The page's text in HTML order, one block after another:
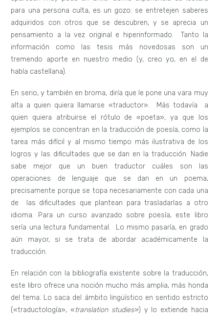
para una persona culta, es un gozo: se entretejen saberes
adquiridos con otros que se descubren, y se aprecia un
pensamiento a la vez original e hiperinformado. Tanto la
información como las tesis más novedosas son un
tremendo aporte en nuestro medio (y, creo yo, en el de
habla castellana).
En serio, y también en broma, diría que le pone una vara muy
alta a quien quiera llamarse «traductor». Más todavía a
quien quiera atribuirse el rótulo de «poeta», ya que los
ejemplos se concentran en la traducción de poesía, como la
tarea más difícil y al mismo tiempo más ilustrativa de los
logros y las dificultades que se dan en la traducción. Nadie
sabe mejor que un buen traductor cuáles son las
operaciones de lenguaje que se dan en un poema,
precisamente porque se topa necesariamente con cada una
de las dificultades que plantean para trasladarlas a otro
idioma. Para un curso avanzado sobre poesía, este libro
sería una lectura fundamental. Lo mismo pasaría, en grado
aún mayor, si se trata de abordar académicamente la
traducción.
En relación con la bibliografía existente sobre la traducción,
este libro ofrece una noción mucho más amplia, más honda
del tema. Lo saca del ámbito lingüístico en sentido estricto
(«traductología», «translation studies») y lo extiende hacia